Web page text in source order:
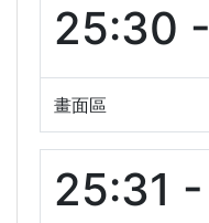
25:30
畫面區
25:31